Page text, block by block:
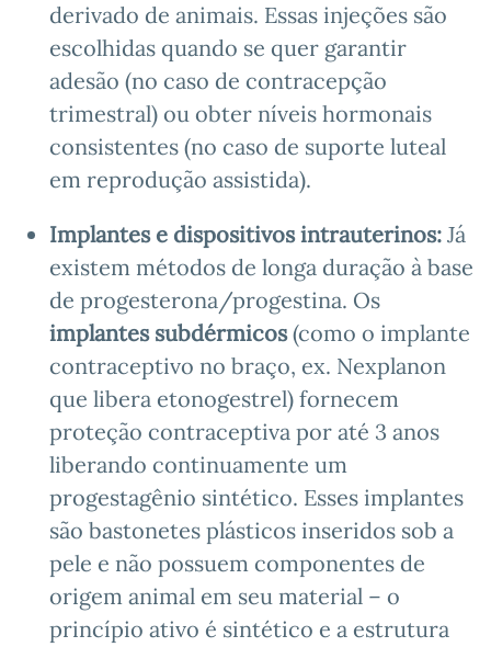
derivado de animais. Essas injeções são
escolhidas quando se quer garantir
adesão (no caso de contracepção
trimestral) ou obter níveis hormonais
consistentes (no caso de suporte luteal
em reprodução assistida).
Implantes e dispositivos intrauterinos: Já
existem métodos de longa duração à base
de progesterona/progestina. Os
implantes subdérmicos(como o implante
contraceptivo no braço, ex. Nexplanon
que libera etonogestrel) fornecem
proteção contraceptiva por até 3 anos
liberando continuamente um
progestagênio sintético. Esses implantes
são bastonetes plásticos inseridos sob a
pele e não possuem componentes de
origem animal em seu material – o
princípio ativo é sintético e a estrutura